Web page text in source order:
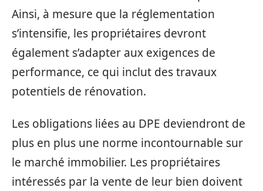
Ainsi, à mesure que la réglementation
s’intensifie, les propriétaires devront
également s’adapter aux exigences de
performance, ce qui inclut des travaux
potentiels de rénovation.
Les obligations liées au DPE deviendront de
plus en plus une norme incontournable sur
le marché immobilier. Les propriétaires
intéressés par la vente de leur bien doivent